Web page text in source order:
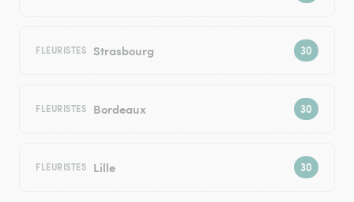
FLEURISTES Strasbourg
FLEURISTES Bordeaux
FLEURISTES Lille